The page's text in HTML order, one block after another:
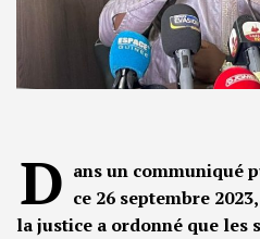
D ans un communiqué
ce 26 septembre
la justice a ordonné que les